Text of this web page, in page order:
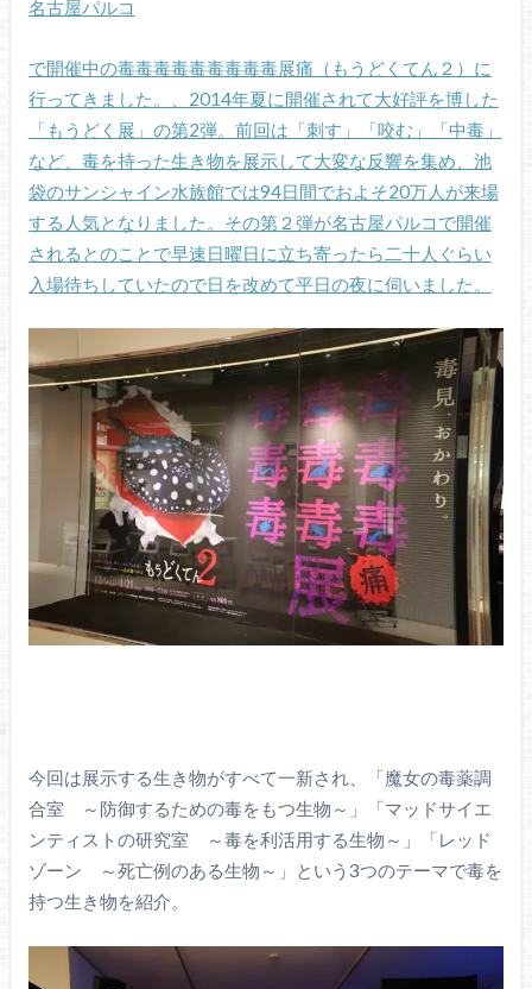
名古屋パルコ
で開催中の毒毒毒毒毒毒毒毒毒展痛（もうどくてん２）に
行ってきました。、2014年夏に開催されて大好評を博した
「もうどく展」の第2弾。前回は「刺す」「咬む」「中毒」
など、毒を持った生き物を展示して大変な反響を集め、池
袋のサンシャイン水族館では94日間でおよそ20万人が来場
する人気となりました。その第２弾が名古屋パルコで開催
されるとのことで早速日曜日に立ち寄ったら二十人ぐらい
入場待ちしていたので日を改めて平日の夜に伺いました。
今回は展示する生き物がすべて一新され、「魔女の毒薬調
合室 ～防御するための毒をもつ生物～」「マッドサイエ
ンティストの研究室 ～毒を利活用する生物～」「レッド
ゾーン ～死亡例のある生物～」という3つのテーマで毒を
持つ生き物を紹介。